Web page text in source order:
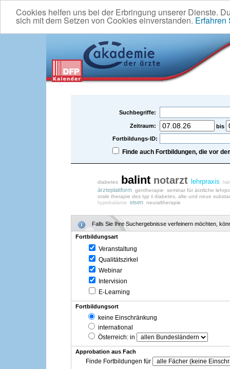
Cookies helfen uns bei der Erbringung unserer Dienste.
sich mit dem Setzen von Cookies einverstanden. Erfahren
Suchbegriffe:
Zeitraum:
bis
Fortbildungs-ID:
Finde auch Fortbildungen, die vor
diabetes balint notarzt lehrpraxis
ärzteplattform gentherapie
seminar für ärztliche
orale therapie des typ ii diabetes, alte und neue
hyperkaliämie eisen neuraltherapie
Falls Sie Ihre Suchergebnisse verfeinern möchten,
Fortbildungsart
Veranstaltung
Qualitätszirkel
Webinar
Intervision
E-Learning
Fortbildungsort
keine Einschränkung
international
Österreich: in
Approbation aus Fach
Finde Fortbildungen für